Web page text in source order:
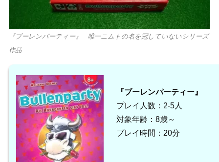
『ブーレンパーティー』 唯一ニムトの名を冠していないシリーズ
作品
『ブーレンパーティー』
プレイ人数：2-5人
対象年齢：8歳～
プレイ時間：20分